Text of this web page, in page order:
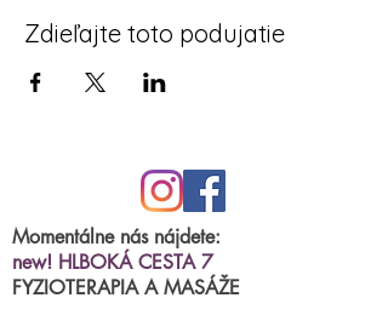
Zdieľajte toto podujatie
Momentálne nás nájdete:
new! HLBOKÁ CESTA 7
FYZIOTERAPIA A MASÁŽE